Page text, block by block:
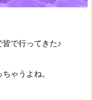
で行ってきた♪
ちゃうよね。